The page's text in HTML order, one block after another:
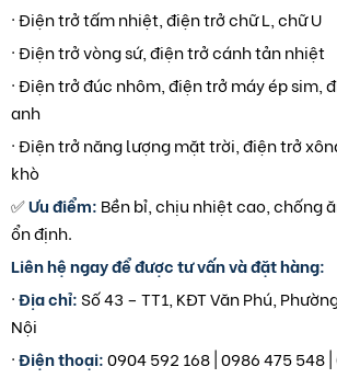
· Điện trở tấm nhiệt, điện trở chữ L, chữ U
· Điện trở vòng sứ, điện trở cánh tản nhiệt
· Điện trở đúc nhôm, điện trở máy ép sim,
anh
· Điện trở năng lượng mặt trời, điện trở
khò
✅Ưu điểm: Bền bỉ, chịu nhiệt cao, chống
ổn định.
Liên hệ ngay để được tư vấn và đặt hàng:
·Địa chỉ:Số 43 – TT1, KĐT Văn Phú,
Nội
·Điện thoại:0904 592 168 | 0986 475 548